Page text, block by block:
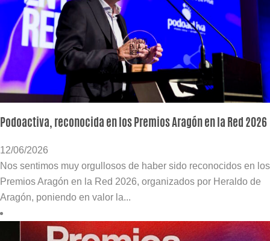
Podoactiva, reconocida en los Premios Aragón en la Red 2026
12/06/2026
Nos sentimos muy orgullosos de haber sido reconocidos en los
Premios Aragón en la Red 2026, organizados por Heraldo de
Aragón, poniendo en valor la...